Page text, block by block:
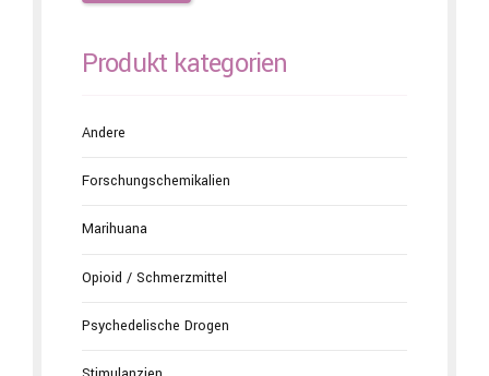
Produkt kategorien
Andere
Forschungschemikalien
Marihuana
Opioid / Schmerzmittel
Psychedelische Drogen